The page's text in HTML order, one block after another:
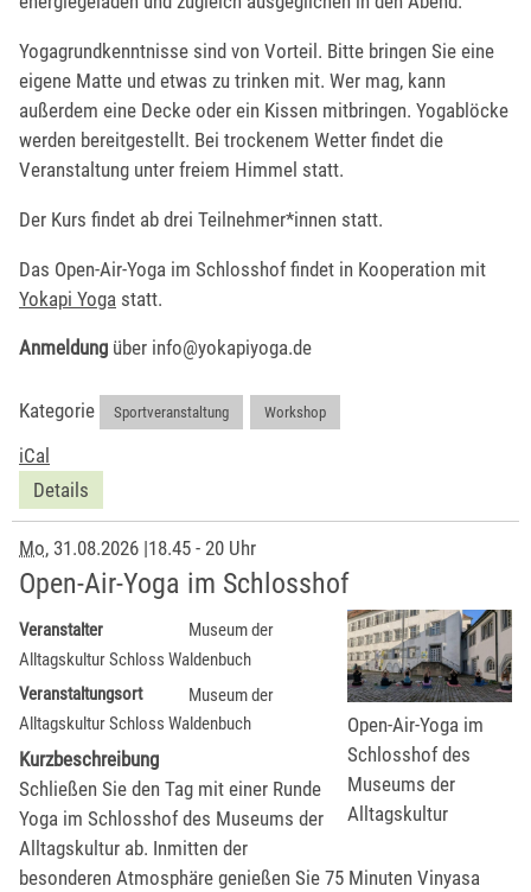
Yogagrundkenntnisse sind von Vorteil. Bitte bringen Sie eine
eigene Matte und etwas zu trinken mit. Wer mag, kann
außerdem eine Decke oder ein Kissen mitbringen. Yogablöcke
werden bereitgestellt. Bei trockenem Wetter findet die
Veranstaltung unter freiem Himmel statt.
Der Kurs findet ab drei Teilnehmer*innen statt.
Das Open-Air-Yoga im Schlosshof findet in Kooperation mit
Yokapi Yoga statt.
Anmeldung über info@yokapiyoga.de
Kategorie Sportveranstaltung Workshop
iCal
Details
Mo, 31.08.2026 |18.45 - 20 Uhr
Open-Air-Yoga im Schlosshof
Open-Air-Yoga im
Schlosshof des
Museums der
Alltagskultur
Veranstalter
Museum der
Alltagskultur Schloss Waldenbuch
Veranstaltungsort
Museum der
Alltagskultur Schloss Waldenbuch
Kurzbeschreibung
Schließen Sie den Tag mit einer Runde
Yoga im Schlosshof des Museums der
Alltagskultur ab. Inmitten der
besonderen Atmosphäre genießen Sie 75 Minuten Vinyasa